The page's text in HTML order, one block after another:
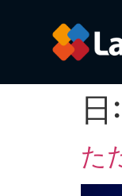
日:
た